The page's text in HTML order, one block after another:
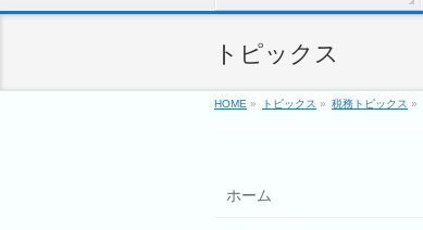
トピックス
HOME » トピックス » 税務トピックス »
ホーム